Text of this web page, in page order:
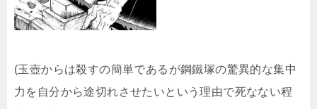
(玉壺からは殺すの簡単であるが鋼鐵塚の驚異的な集中
力を自分から途切れさせたいという理由で死なない程